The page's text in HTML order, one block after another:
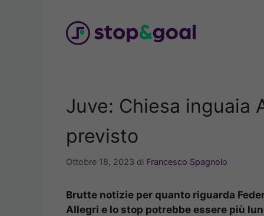
Juve: Chiesa inguaia
previsto
Ottobre 18, 2023 di Francesco Spagnolo
Brutte notizie per quanto riguarda
Allegri e lo stop potrebbe essere più